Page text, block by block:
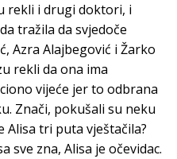
rekli i drugi doktori, i
tražila da svjedoče
Azra Alajbegović i Žarko
rekli da ona ima
vijeće jer to odbrana
Znači, pokušali su neku
Alisa tri puta vještačila?
sve zna, Alisa je očevidac.